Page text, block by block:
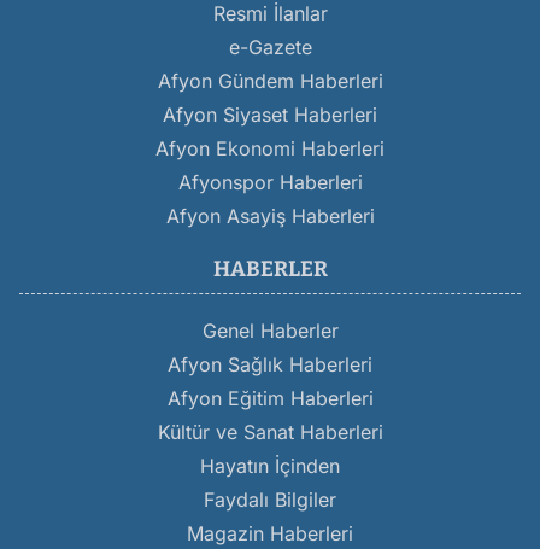
Resmi İlanlar
e-Gazete
Afyon Gündem Haberleri
Afyon Siyaset Haberleri
Afyon Ekonomi Haberleri
Afyonspor Haberleri
Afyon Asayiş Haberleri
HABERLER
Genel Haberler
Afyon Sağlık Haberleri
Afyon Eğitim Haberleri
Kültür ve Sanat Haberleri
Hayatın İçinden
Faydalı Bilgiler
Magazin Haberleri